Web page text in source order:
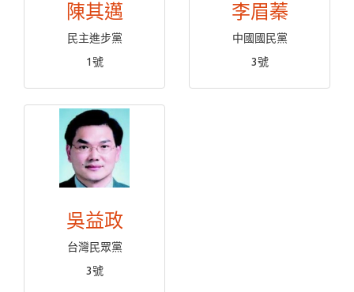
陳其邁
民主進步黨
1號
李眉蓁
中國國民黨
3號
吳益政
台灣民眾黨
3號